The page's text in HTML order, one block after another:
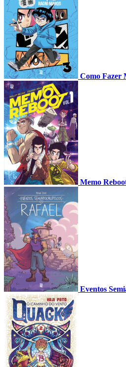
Como Fazer
Memo
Eventos